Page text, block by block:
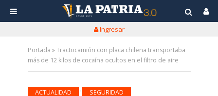
Ingresar
Portada »Tractocamión con placa chilena transportaba
más de 12 kilos de cocaína ocultos en el filtro de aire
ACTUALIDAD SEGURIDAD